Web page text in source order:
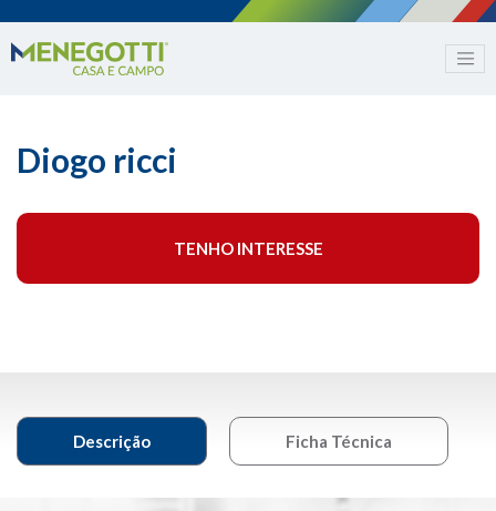
Diogo ricci
TENHO INTERESSE
Descrição Ficha Técnica